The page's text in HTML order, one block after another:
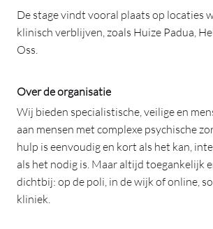
De stage vindt vooral plaats op locaties
klinisch verblijven, zoals Huize Padua,
Oss.
Over de organisatie
Wij bieden specialistische, veilige en
aan mensen met complexe psychische
hulp is eenvoudig en kort als het kan,
als het nodig is. Maar altijd toegankelijk
dichtbij: op de poli, in de wijk of online,
kliniek.